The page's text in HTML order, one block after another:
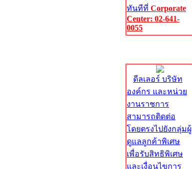
ทันทีที่ Corporate
Center: 02-641-
0055
ดีลเลอร์ บริษัท
องค์กร และหน่วย
งานราชการ
สามารถติดต่อ
โดยตรงไปยังกลุ่มผู้
ดูแลลูกค้าพิเศษ
เพื่อรับสิทธิพิเศษ
และเงื่อนไขการ